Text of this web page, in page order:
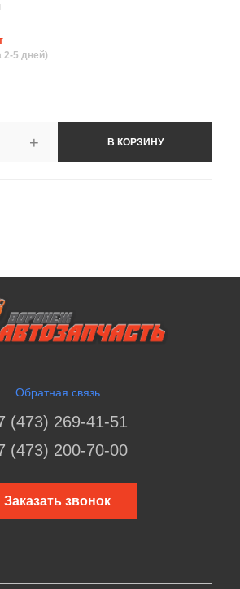
2-5 дней)
+ В КОРЗИНУ
Обратная связь
(473) 269-41-51
(473) 200-70-00
Заказать звонок